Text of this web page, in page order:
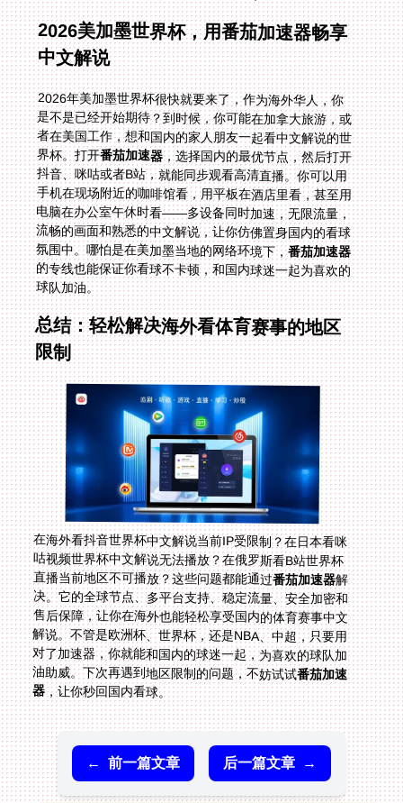
2026美加墨世界杯，用番茄加速器畅享
中文解说
2026年美加墨世界杯很快就要来了，作为海外华人，你
是不是已经开始期待？到时候，你可能在加拿大旅游，或
者在美国工作，想和国内的家人朋友一起看中文解说的世
界杯。打开番茄加速器，选择国内的最优节点，然后打开
抖音、咪咕或者B站，就能同步观看高清直播。你可以用
手机在现场附近的咖啡馆看，用平板在酒店里看，甚至用
电脑在办公室午休时看——多设备同时加速，无限流量，
流畅的画面和熟悉的中文解说，让你仿佛置身国内的看球
氛围中。哪怕是在美加墨当地的网络环境下，番茄加速器
的专线也能保证你看球不卡顿，和国内球迷一起为喜欢的
球队加油。
总结：轻松解决海外看体育赛事的地区
限制
在海外看抖音世界杯中文解说当前IP受限制？在日本看咪
咕视频世界杯中文解说无法播放？在俄罗斯看B站世界杯
直播当前地区不可播放？这些问题都能通过番茄加速器解
决。它的全球节点、多平台支持、稳定流量、安全加密和
售后保障，让你在海外也能轻松享受国内的体育赛事中文
解说。不管是欧洲杯、世界杯，还是NBA、中超，只要用
对了加速器，你就能和国内的球迷一起，为喜欢的球队加
油助威。下次再遇到地区限制的问题，不妨试试番茄加速
器，让你秒回国内看球。
← 前一篇文章 后一篇文章 →